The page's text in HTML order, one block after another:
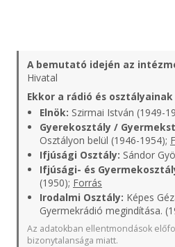
A bemutató idején az
Hivatal
Ekkor a rádió és
Elnök: Szirmai István (1949-
Gyerekosztály /
Osztályon belül (1946-1954);
Ifjúsági Osztály: Sándor
Ifjúsági- és
(1950); Forrás
Irodalmi Osztály: Képes
Gyermekrádió megindítása.
Az adatokban ellentmondások
bizonytalansága miatt.